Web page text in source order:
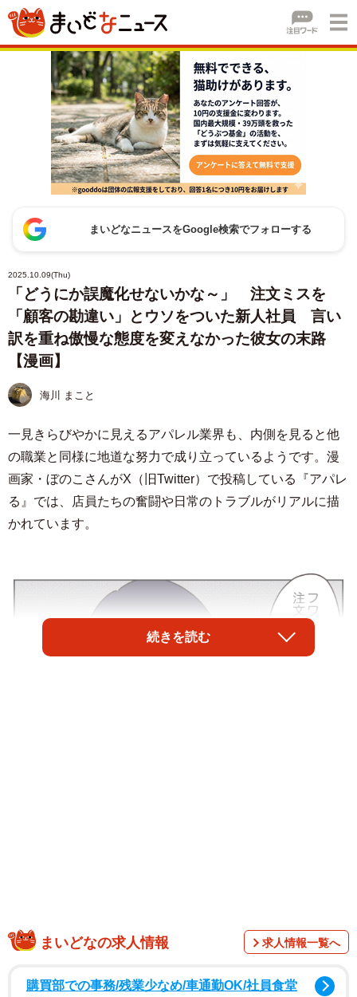
まいどなニュースをGoogle検索でフォローする
2025.10.09(Thu)
「どうにか誤魔化せないかな～」 注文ミスを
「顧客の勘違い」とウソをついた新人社員 言い
訳を重ね傲慢な態度を変えなかった彼女の末路
【漫画】
海川 まこと
一見きらびやかに見えるアパレル業界も、内側を見ると他
の職業と同様に地道な努力で成り立っているようです。漫
画家・ぼのこさんがX（旧Twitter）で投稿している『アパレ
る』では、店員たちの奮闘や日常のトラブルがリアルに描
かれています。
続きを読む
まいどなの求人情報 求人情報一覧へ
購買部での事務/残業少なめ/車通勤OK/社員食堂